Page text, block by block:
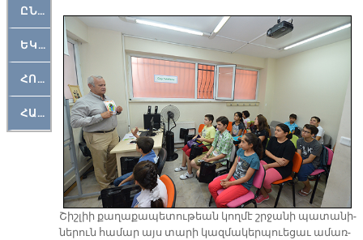
ԸՆԿԵՐԱՄՇԱԿՈՒԹԱՅԻՆ
ԵԿԵՂԵՑԱԿԱՆ
ՀՈԳԵՄՏԱՒՈՐ
ՀԱՐԹԱԿ
Շիշ­լիի քա­ղա­քա­պե­տու­թեան կող­մէ շրջա­նի պա­տա­նի­
նե­րուն հա­մար այս տա­րի կազ­մա­կեր­պուե­ցաւ ա­մառ­